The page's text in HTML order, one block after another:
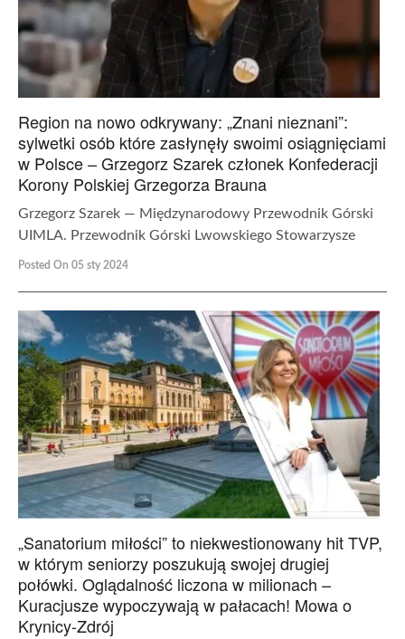
Region na nowo odkrywany: „Znani nieznani”:
sylwetki osób które zasłynęły swoimi osiągnięciami
w Polsce – Grzegorz Szarek członek Konfederacji
Korony Polskiej Grzegorza Brauna
Grzegorz Szarek — Międzynarodowy Przewodnik Górski
UIMLA. Przewodnik Górski Lwowskiego Stowarzysze
Posted On 05 sty 2024
„Sanatorium miłości” to niekwestionowany hit TVP,
w którym seniorzy poszukują swojej drugiej
połówki. Oglądalność liczona w milionach –
Kuracjusze wypoczywają w pałacach! Mowa o
Krynicy-Zdrój